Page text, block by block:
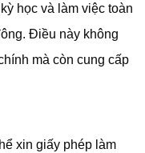
học và làm việc toàn
Điều này không
mà còn cung cấp
xin giấy phép làm